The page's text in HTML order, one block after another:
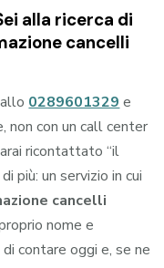
alla ricerca di
cancelli
0289601329 e
non con un call center
ricontattato “il
più: un servizio in cui
cancelli
nome e
contare oggi e, se ne